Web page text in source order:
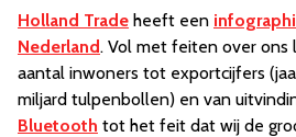
Holland Trade heeft een
Nederland. Vol met feiten over ons
aantal inwoners tot exportcijfers
miljard tulpenbollen) en van
Bluetooth tot het feit dat wij de